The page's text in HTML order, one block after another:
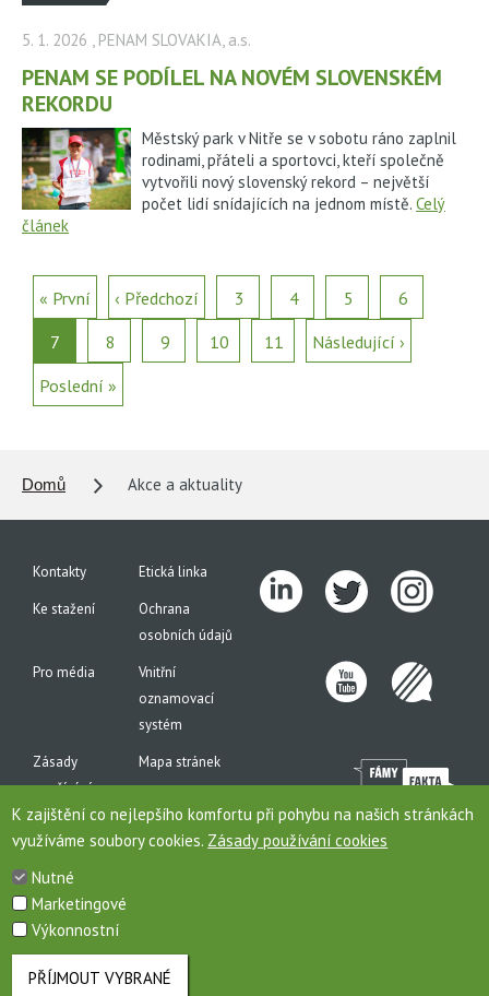
5. 1. 2026 , PENAM SLOVAKIA, a.s.
PENAM SE PODÍLEL NA NOVÉM SLOVENSKÉM
REKORDU
Městský park v Nitře se v sobotu ráno zaplnil
rodinami, přáteli a sportovci, kteří společně
vytvořili nový slovenský rekord – největší
počet lidí snídajících na jednom místě. Celý
článek
« První ‹ Předchozí 3 4 5
6
7
8 9 10 11
Následující ›
Poslední »
Domů Akce a aktuality
Kontakty
Etická linka
Ke stažení
Ochrana
osobních údajů
Pro média
Vnitřní
oznamovací
systém
Zásady
používání
cookies
Mapa stránek
Toto jsou internetové stránky společnosti AGROFERT, a.s., IČO 26185610, se sídlem na
adrese Pyšelská 2327/2, Chodov, 149 00 Praha 4, zapsané v obchodním rejstříku pod
K zajištění co nejlepšího komfortu při pohybu na našich stránkách
využíváme soubory cookies. Zásady používání cookies
Nutné
Marketingové
Výkonnostní
PŘÍJMOUT VYBRANÉ